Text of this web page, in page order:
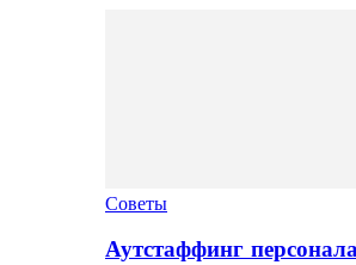
Советы
Аутстаффинг